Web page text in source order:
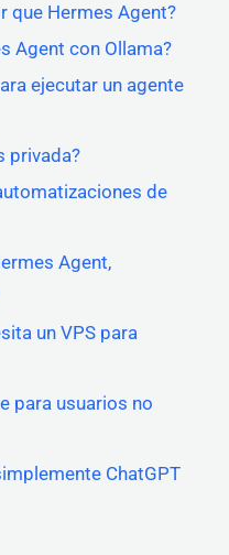
que Hermes Agent?
Agent con Ollama?
ejecutar un agente
privada?
de
Agent,
un VPS para
para usuarios no
ChatGPT